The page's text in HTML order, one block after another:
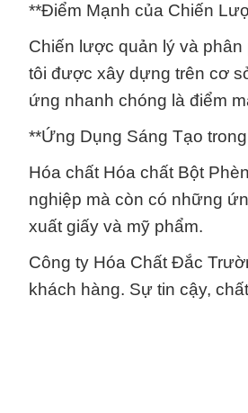
**Điểm Mạnh của Chiến
Chiến lược quản lý và
tôi được xây dựng trên cơ
ứng nhanh chóng là điểm
**Ứng Dụng Sáng Tạo
Hóa chất Hóa chất Bột
nghiệp mà còn có những
xuất giấy và mỹ phẩm.
Công ty Hóa Chất Đắc
khách hàng. Sự tin cậy,